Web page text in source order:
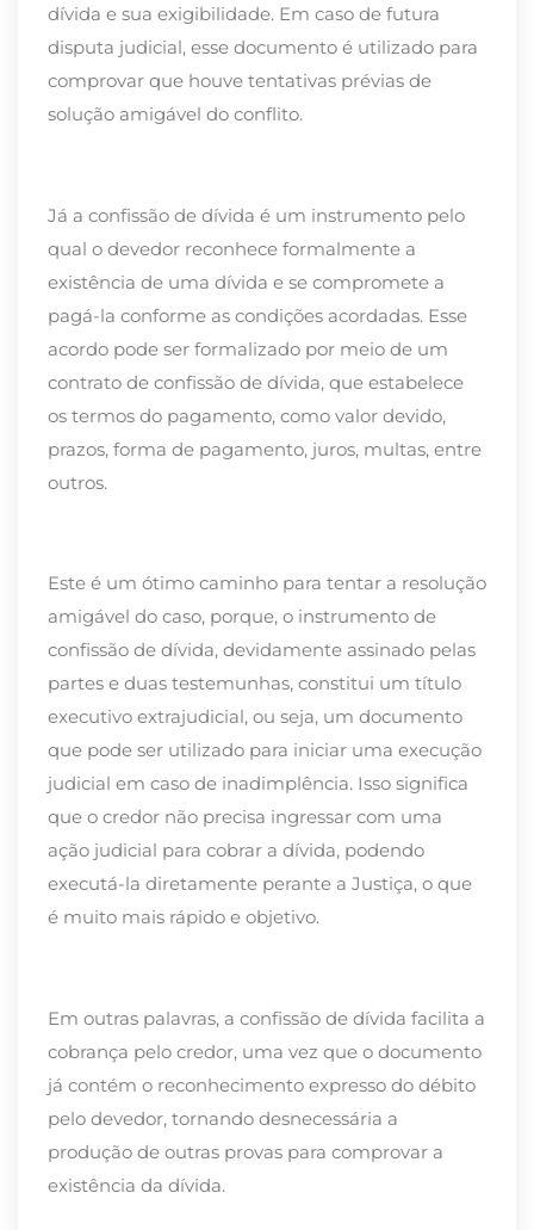
dívida e sua exigibilidade. Em caso de futura
disputa judicial, esse documento é utilizado para
comprovar que houve tentativas prévias de
solução amigável do conflito.
Já a confissão de dívida é um instrumento pelo
qual o devedor reconhece formalmente a
existência de uma dívida e se compromete a
pagá-la conforme as condições acordadas. Esse
acordo pode ser formalizado por meio de um
contrato de confissão de dívida, que estabelece
os termos do pagamento, como valor devido,
prazos, forma de pagamento, juros, multas, entre
outros.
Este é um ótimo caminho para tentar a resolução
amigável do caso, porque, o instrumento de
confissão de dívida, devidamente assinado pelas
partes e duas testemunhas, constitui um título
executivo extrajudicial, ou seja, um documento
que pode ser utilizado para iniciar uma execução
judicial em caso de inadimplência. Isso significa
que o credor não precisa ingressar com uma
ação judicial para cobrar a dívida, podendo
executá-la diretamente perante a Justiça, o que
é muito mais rápido e objetivo.
Em outras palavras, a confissão de dívida facilita a
cobrança pelo credor, uma vez que o documento
já contém o reconhecimento expresso do débito
pelo devedor, tornando desnecessária a
produção de outras provas para comprovar a
existência da dívida.